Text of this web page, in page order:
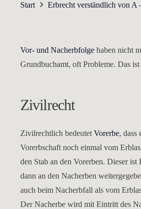
Start Erbrecht verständlich von A
Vor- und Nacherbfolge haben nicht
Grundbuchamt, oft Probleme. Das
Zivilrecht
Zivilrechtlich bedeutet Vorerbe, dass
Vorerbschaft noch einmal vom
den Stab an den Vorerben. Dieser
dann an den Nacherben
auch beim Nacherbfall als vom
Der Nacherbe wird mit Eintritt des